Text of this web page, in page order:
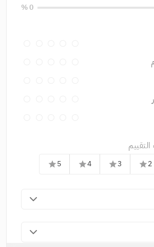
0 %
2
star
3
star
4
star
5
star